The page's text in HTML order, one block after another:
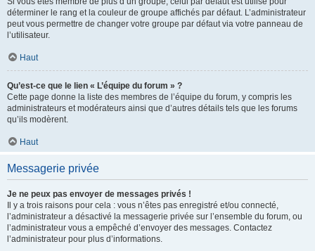
déterminer le rang et la couleur de groupe affichés par défaut. L’administrateur
peut vous permettre de changer votre groupe par défaut via votre panneau de
l’utilisateur.
Haut
Qu’est-ce que le lien « L’équipe du forum » ?
Cette page donne la liste des membres de l’équipe du forum, y compris les
administrateurs et modérateurs ainsi que d’autres détails tels que les forums
qu’ils modèrent.
Haut
Messagerie privée
Je ne peux pas envoyer de messages privés !
Il y a trois raisons pour cela : vous n’êtes pas enregistré et/ou connecté,
l’administrateur a désactivé la messagerie privée sur l’ensemble du forum, ou
l’administrateur vous a empêché d’envoyer des messages. Contactez
l’administrateur pour plus d’informations.